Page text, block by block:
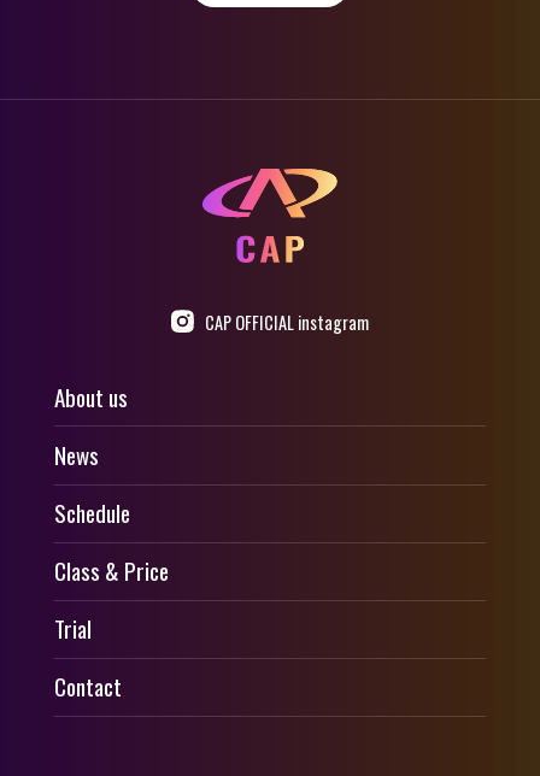
CAP OFFICIAL instagram
About us
News
Schedule
Class & Price
Trial
Contact